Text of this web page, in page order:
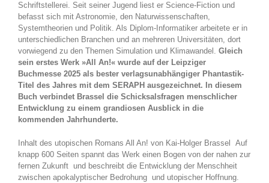
Schriftstellerei. Seit seiner Jugend liest er Science-Fiction und
befasst sich mit Astronomie, den Naturwissenschaften,
Systemtheorien und Politik. Als Diplom-Informatiker arbeitete er in
unterschiedlichen Branchen und an mehreren Universitäten, dort
vorwiegend zu den Themen Simulation und Klimawandel. Gleich
sein erstes Werk »All An!« wurde auf der Leipziger
Buchmesse 2025 als bester verlagsunabhängiger Phantastik-
Titel des Jahres mit dem SERAPH ausgezeichnet. In diesem
Buch verbindet Brassel die Schicksalsfragen menschlicher
Entwicklung zu einem grandiosen Ausblick in die
kommenden Jahrhunderte.
Inhalt des utopischen Romans All An! von Kai-Holger Brassel Auf
knapp 600 Seiten spannt das Werk einen Bogen von der nahen zur
fernen Zukunft und beschreibt die Entwicklung der Menschheit
zwischen apokalyptischer Bedrohung und utopischer Hoffnung.